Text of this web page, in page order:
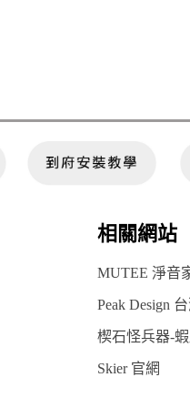
相關網站
MUTEE 淨音
Peak Design
楔石怪兵器-
Skier 官網